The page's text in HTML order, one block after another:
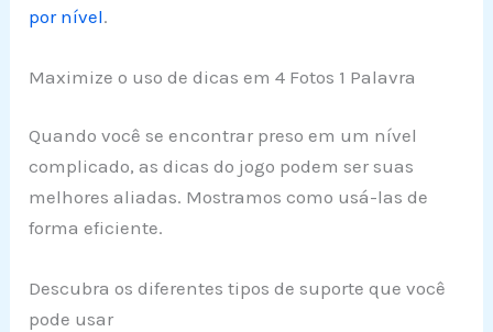
por nível.
Maximize o uso de dicas em 4 Fotos 1 Palavra
Quando você se encontrar preso em um nível
complicado, as dicas do jogo podem ser suas
melhores aliadas. Mostramos como usá-las de
forma eficiente.
Descubra os diferentes tipos de suporte que você
pode usar